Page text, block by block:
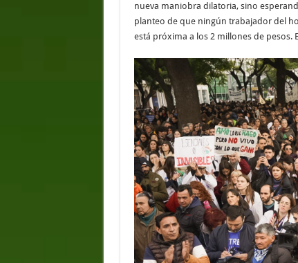
nueva maniobra dilatoria, sino
planteo de que ningún trabajador del
está próxima a los 2 millones de pesos.